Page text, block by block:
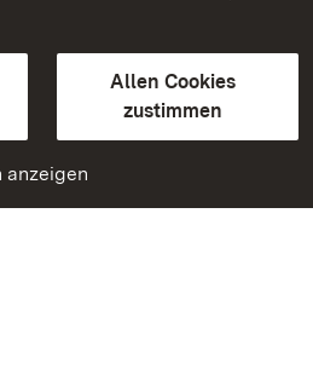
Allen Cookies
zustimmen
anzeigen
Sprache